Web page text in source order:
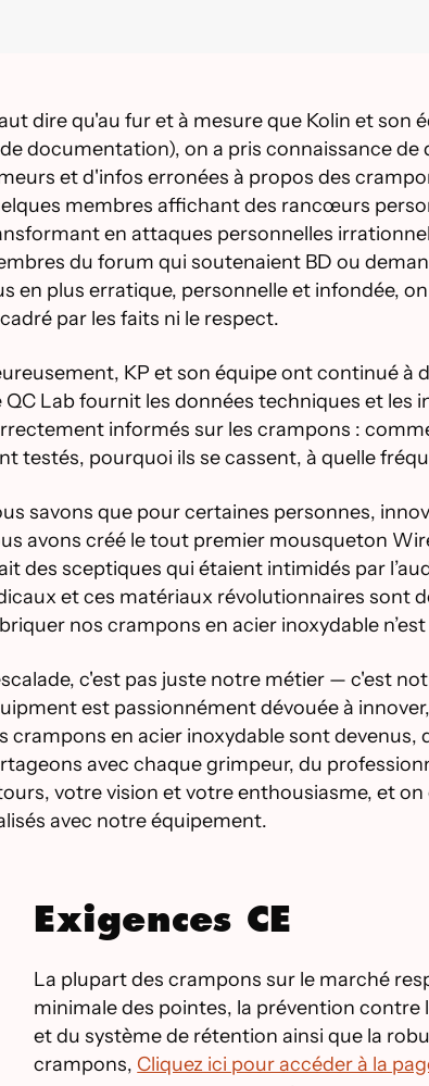
dire qu'au fur et à mesure que Kolin et son
documentation), on a pris connaissance
et d'infos erronées à propos des
membres affichant des rancœurs
en attaques personnelles
du forum qui soutenaient BD ou
en plus erratique, personnelle et infondée,
par les faits ni le respect.
KP et son équipe ont continué à
QC Lab fournit les données techniques et
informés sur les crampons :
testés, pourquoi ils se cassent, à quelle
savons que pour certaines personnes,
avons créé le tout premier mousqueton
des sceptiques qui étaient intimidés par
et ces matériaux révolutionnaires sont
nos crampons en acier inoxydable
c'est pas juste notre métier — c'est
est passionnément dévouée à
crampons en acier inoxydable sont
avec chaque grimpeur, du
votre vision et votre enthousiasme, et
avec notre équipement.
Exigences CE
La plupart des crampons sur le marché
minimale des pointes, la prévention contre
et du système de rétention ainsi que la
crampons, Cliquez ici pour accéder à la